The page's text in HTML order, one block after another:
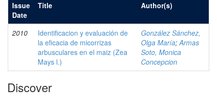
Issue
Date
Title Author(s)
2010
Identificacion y evaluación de
la eficacia de micorrizas
arbusculares en el maiz (Zea
Mays l.)
González Sánchez,
Olga María;Armas
Soto, Monica
Concepcion
Discover